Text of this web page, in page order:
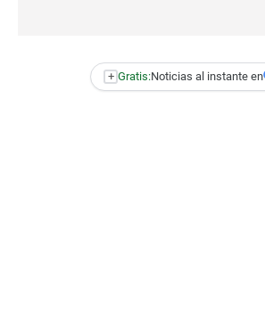
+ Gratis:Noticias al instante en